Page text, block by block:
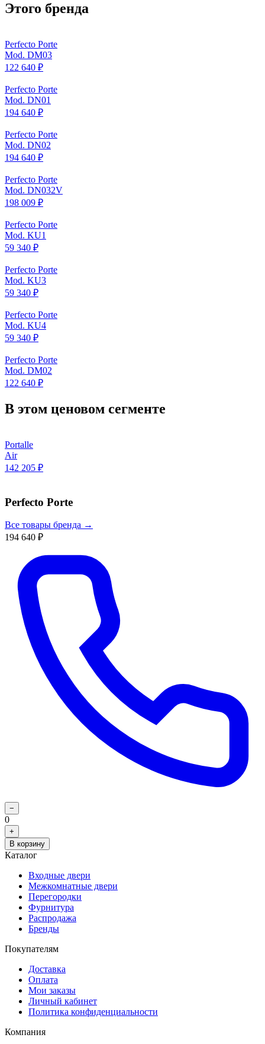
Этого бренда
Perfecto Porte
Mod. DM03
122 640 ₽
Perfecto Porte
Mod. DN01
194 640 ₽
Perfecto Porte
Mod. DN02
194 640 ₽
Perfecto Porte
Mod. DN032V
198 009 ₽
Perfecto Porte
Mod. KU1
59 340 ₽
Perfecto Porte
Mod. KU3
59 340 ₽
Perfecto Porte
Mod. KU4
59 340 ₽
Perfecto Porte
Mod. DM02
122 640 ₽
В этом ценовом сегменте
Portalle
Air
142 205 ₽
Perfecto Porte
Все товары бренда →
194 640 ₽
−
0
+
В корзину
Каталог
Входные двери
Межкомнатные двери
Перегородки
Фурнитура
Распродажа
Бренды
Покупателям
Доставка
Оплата
Мои заказы
Личный кабинет
Политика конфиденциальности
Компания